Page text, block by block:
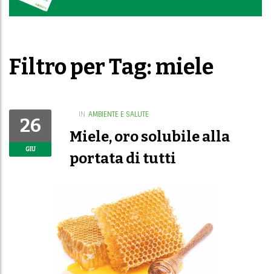
Filtro per Tag: miele
26
GIU
IN AMBIENTE E SALUTE
Miele, oro solubile alla
portata di tutti